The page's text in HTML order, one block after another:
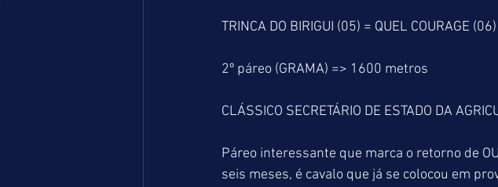
TRINCA DO BIRIGUI (05) = QUEL COURAGE
2º páreo (GRAMA) => 1600 metros
CLÁSSICO SECRETÁRIO DE ESTADO DA
Páreo interessante que marca o retorno de
seis meses, é cavalo que já se colocou em